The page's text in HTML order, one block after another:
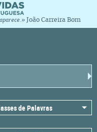
João Carreira Bom